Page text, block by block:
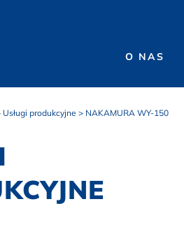
O NAS
Usługi produkcyjne > NAKAMURA WY-150